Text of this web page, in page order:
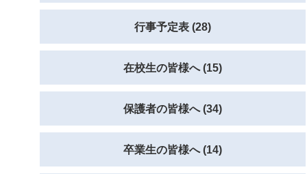
行事予定表 (28)
在校生の皆様へ (15)
保護者の皆様へ (34)
卒業生の皆様へ (14)